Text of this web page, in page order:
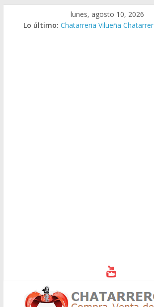
lunes, agosto 10, 2026
Lo último: Chatarreria Vilueña